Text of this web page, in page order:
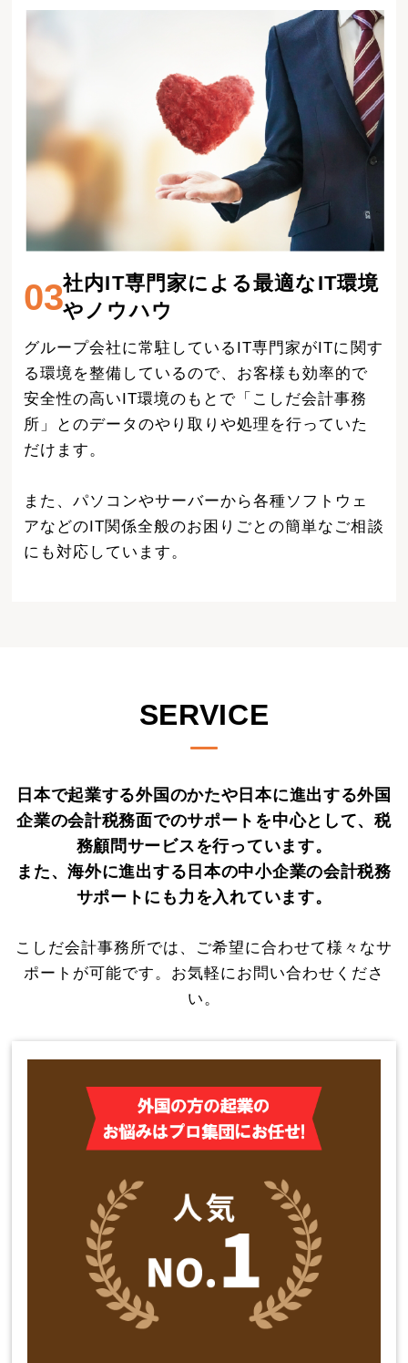
03社内IT専門家による最適なIT環境
やノウハウ
グループ会社に常駐しているIT専門家がITに関す
る環境を整備しているので、お客様も効率的で
安全性の高いIT環境のもとで「こしだ会計事務
所」とのデータのやり取りや処理を行っていた
だけます。
また、パソコンやサーバーから各種ソフトウェ
アなどのIT関係全般のお困りごとの簡単なご相談
にも対応しています。
SERVICE
日本で起業する外国のかたや日本に進出する外国
企業の会計税務面でのサポートを中心として、税
務顧問サービスを行っています。
また、海外に進出する日本の中小企業の会計税務
サポートにも力を入れています。
こしだ会計事務所では、ご希望に合わせて様々なサ
ポートが可能です。お気軽にお問い合わせくださ
い。